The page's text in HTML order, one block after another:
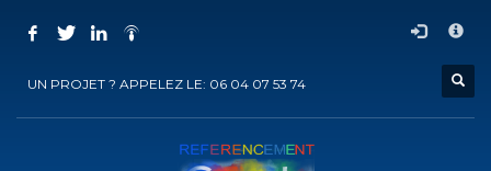
COMMENT ACHETER UN PRESTATION DE
Ajouter la prestation au panier
UN PROJET ? APPELEZ LE: 06 04 07 53 74